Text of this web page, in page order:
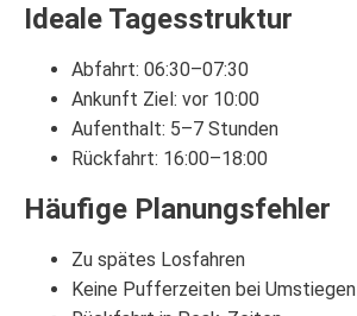
Ideale Tagesstruktur
Abfahrt: 06:30–07:30
Ankunft Ziel: vor 10:00
Aufenthalt: 5–7 Stunden
Rückfahrt: 16:00–18:00
Häufige Planungsfehler
Zu spätes Losfahren
Keine Pufferzeiten bei Umstiegen